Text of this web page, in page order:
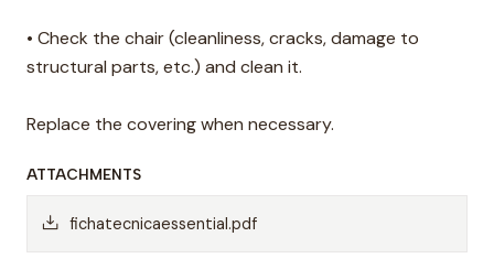
• Check the chair (cleanliness, cracks, damage to
structural parts, etc.) and clean it.
Replace the covering when necessary.
ATTACHMENTS
fichatecnicaessential.pdf